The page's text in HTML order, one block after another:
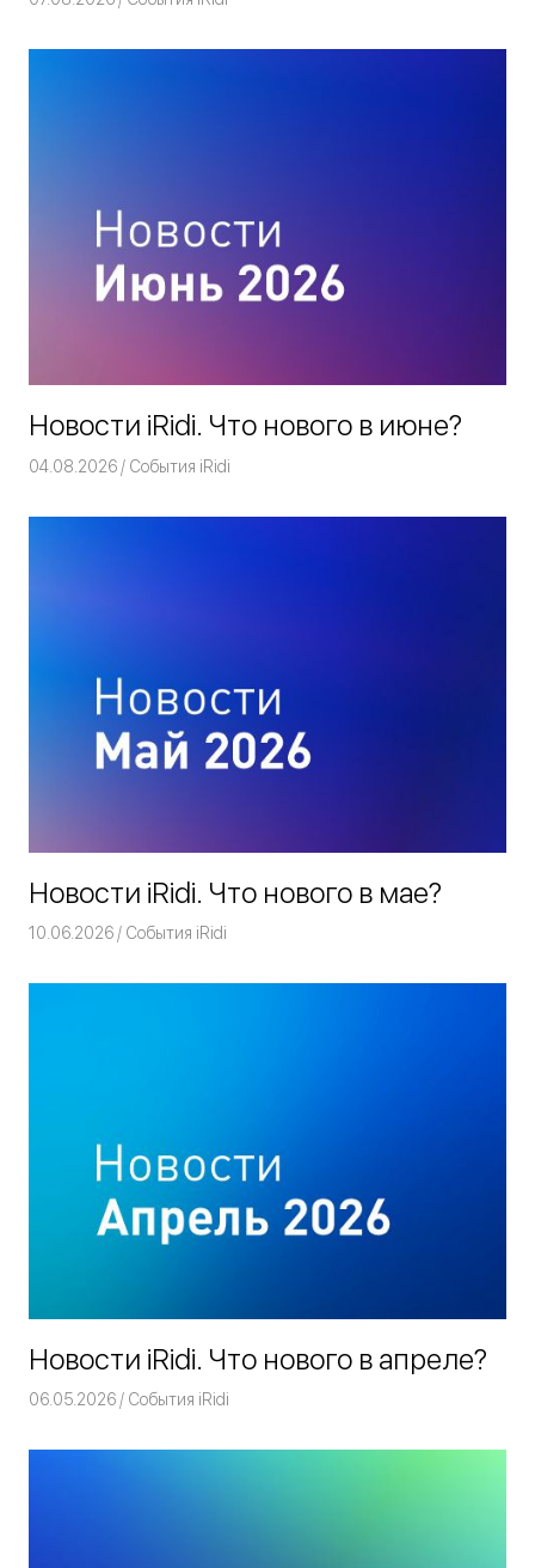
Новости iRidi. Что нового в июне?
04.08.2026 Команда iRidium mobile
События iRidi
Новости iRidi. Что нового в мае?
10.06.2026 Команда iRidium mobile
События iRidi
Новости iRidi. Что нового в апреле?
06.05.2026 Команда iRidium mobile
События iRidi